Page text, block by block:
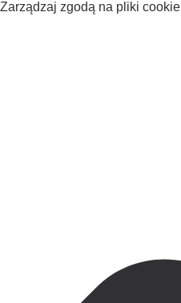
Zarządzaj zgodą na pliki cookie